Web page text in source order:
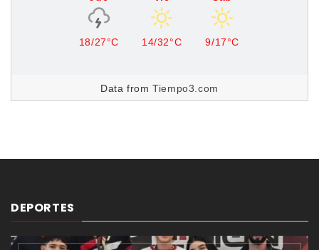
18/27°C 14/32°C 9/17°C
Data fromTiempo3.com
DEPORTES